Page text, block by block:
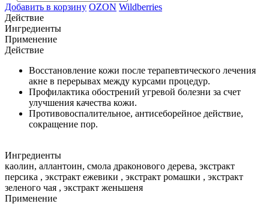
Добавить в корзину OZON Wildberries
Действие
Ингредиенты
Применение
Действие
Восстановление кожи после терапевтического лечения
акне в перерывах между курсами процедур.
Профилактика обострений угревой болезни за счет
улучшения качества кожи.
Противовоспалительное, антисеборейное действие,
сокращение пор.
Ингредиенты
каолин, аллантоин, смола драконового дерева, экстракт
персика , экстракт ежевики , экстракт ромашки , экстракт
зеленого чая , экстракт женьшеня
Применение